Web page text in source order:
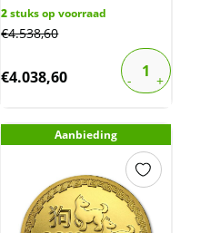
2stuks op voorraad
€4.538,60
€4.038,60
Aanbieding